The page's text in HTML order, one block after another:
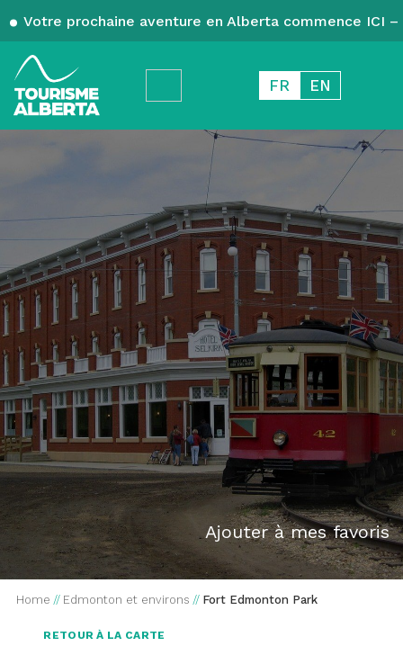
Votre prochaine aventure en Alberta commence ICI
FR EN
Ajouter à mes favoris
Home // Edmonton et environs // Fort Edmonton Park
RETOUR À LA CARTE